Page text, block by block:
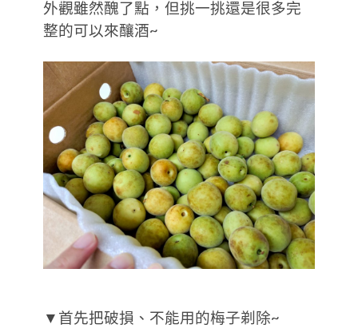
外觀雖然醜了點，但挑一挑還是很多完
整的可以來釀酒~
▼首先把破損、不能用的梅子剃除~